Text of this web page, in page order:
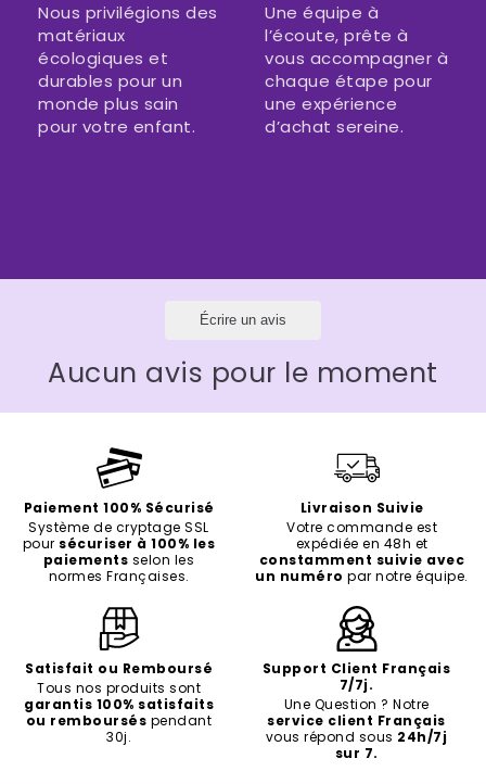
Nous privilégions des
matériaux
écologiques et
durables pour un
monde plus sain
pour votre enfant.
Une équipe à
l’écoute, prête à
vous accompagner à
chaque étape pour
une expérience
d’achat sereine.
Écrire un avis
Aucun avis pour le moment
Paiement 100% Sécurisé
Système de cryptage SSL
pour sécuriser à 100% les
paiements selon les
normes Françaises.
Livraison Suivie
Votre commande est
expédiée en 48h et
constamment suivie avec
un numéro par notre équipe.
Satisfait ou Remboursé
Tous nos produits sont
garantis 100% satisfaits
ou remboursés pendant
30j.
Support Client Français
7/7j.
Une Question ? Notre
service client Français
vous répond sous 24h/7j
sur 7.